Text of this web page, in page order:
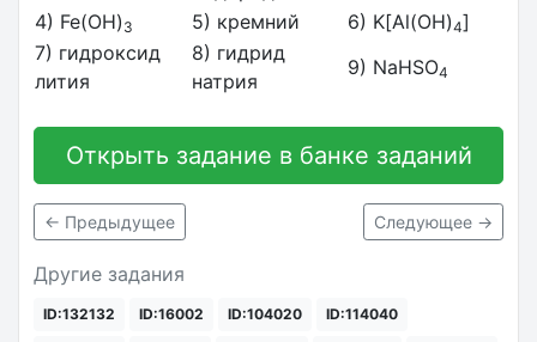
4) Fe(OH) 3 5) кремний 6) K[Al(OH)4]
7) гидроксид
лития
8) гидрид
натрия
9) NaHSO4
Открыть задание в банке заданий
← Предыдущее Следующее →
Другие задания
ID:132132 ID:16002 ID:104020 ID:114040